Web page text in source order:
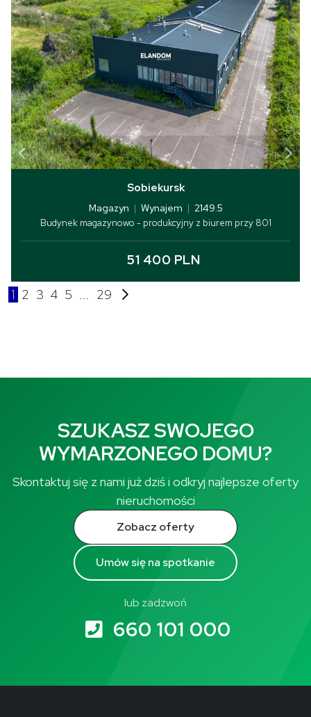
Sobiekursk
Magazyn | Wynajem | 2149.5
Budynek magazynowo - produkcyjny z biurem przy 801
51 400 PLN
1 2 3 4 5 ... 29
SZUKASZ SWOJEGO
WYMARZONEGO DOMU?
Skontaktuj się z nami już dziś i odkryj najlepsze oferty
nieruchomości
Zobacz oferty
Umów się na spotkanie
lub zadzwoń
660 101 000